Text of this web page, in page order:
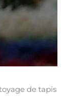
de tapis